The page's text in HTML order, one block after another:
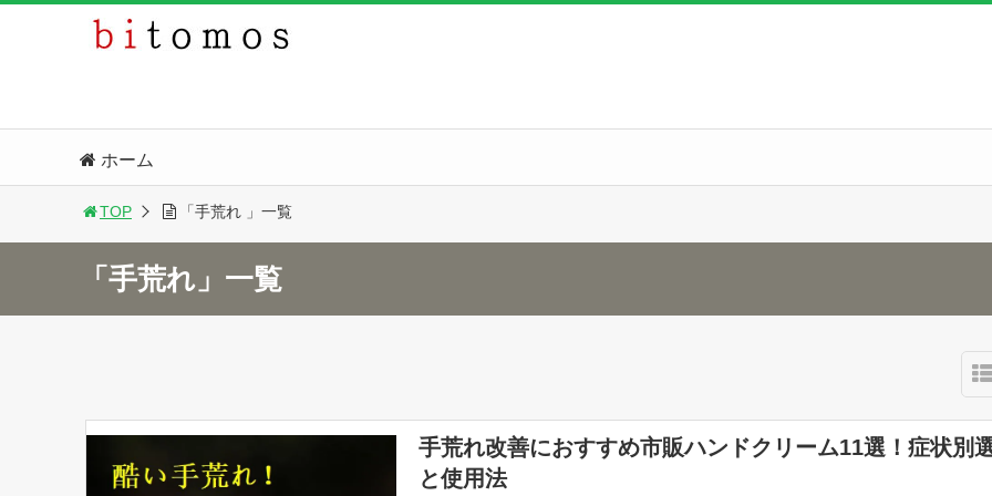
ホーム
TOP 「手荒れ 」一覧
「手荒れ」一覧
手荒れ改善におすすめ市販ハンドクリーム11選！症状別
と使用法